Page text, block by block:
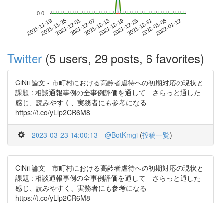
2021-11-192021-11-252021-12-012021-12-072021-12-132021-12-192021-12-252021-12-312022-01-062022-01-12
0.0
Twitter (5 users, 29 posts, 6 favorites)
CiNii 論文 - 市町村における高齢者虐待への初期対応の現状と
課題 : 相談通報事例の全事例評価を通して さらっと通した
感じ、読みやすく、実務者にも参考になる
https://t.co/yLlp2CR6M8
2023-03-23 14:00:13 @BotKmgi (投稿一覧)
CiNii 論文 - 市町村における高齢者虐待への初期対応の現状と
課題 : 相談通報事例の全事例評価を通して さらっと通した
感じ、読みやすく、実務者にも参考になる
https://t.co/yLlp2CR6M8